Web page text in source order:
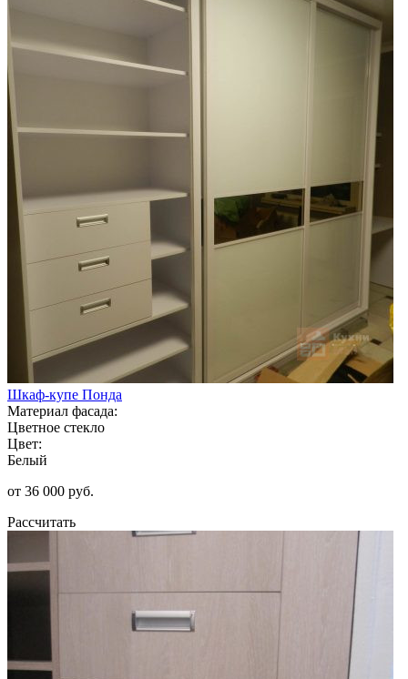
Шкаф-купе Понда
Материал фасада:
Цветное стекло
Цвет:
Белый
от 36 000 руб.
Рассчитать